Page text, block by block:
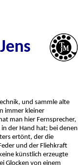
und sammle alte
immer kleiner
man hier Fernsprecher,
der Hand hat; bei denen
ertönt, der die
und der Fliehkraft
künstlich erzeugte
Glocken von einem